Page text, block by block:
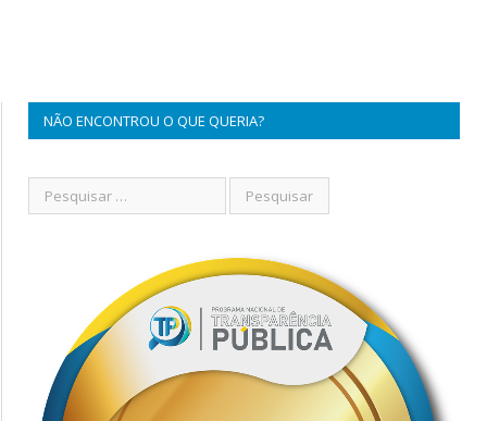
NÃO ENCONTROU O QUE QUERIA?